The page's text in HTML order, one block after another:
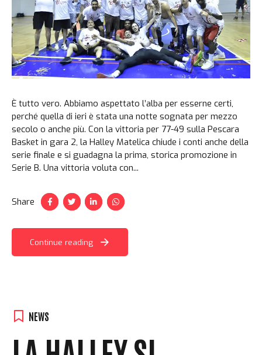
È tutto vero. Abbiamo aspettato l’alba per esserne certi,
perché quella di ieri è stata una notte sognata per mezzo
secolo o anche più. Con la vittoria per 77-49 sulla Pescara
Basket in gara 2, la Halley Matelica chiude i conti anche della
serie finale e si guadagna la prima, storica promozione in
Serie B. Una vittoria voluta con...
Share
Continue reading
NEWS